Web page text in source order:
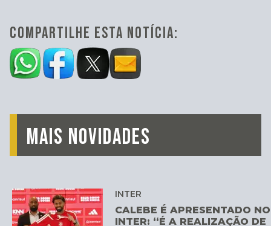
COMPARTILHE ESTA NOTÍCIA:
MAIS NOVIDADES
INTER
CALEBE É APRESENTADO NO
INTER: “É A REALIZAÇÃO DE